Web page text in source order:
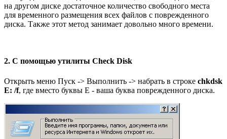
на другом диске достаточное количество свободного места
для временного размещения всех файлов с поврежденного
диска. Также этот метод занимает довольно много времени.
2. С помощью утилиты Check Disk
Открыть меню Пуск -> Выполнить -> набрать в строке chkdsk
E: /f, где вместо буквы E - ваша буква поврежденного диска.